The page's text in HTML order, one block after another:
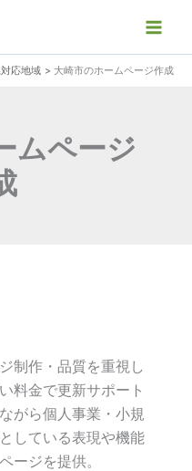
応地域 大崎市のホームページ作成
ムページ
制作・品質を重視し
料金で更新サポート
がら個人事業・小規
している表現や機能
ージを提供。